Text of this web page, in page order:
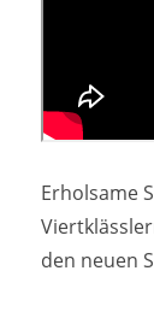
Erholsame
den neuen